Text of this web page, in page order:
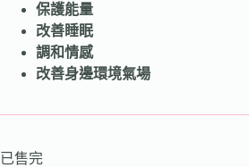
保護能量
改善睡眠
調和情感
改善身邊環境氣場
已售完